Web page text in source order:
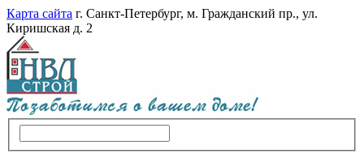
Карта сайта г. Санкт-Петербург, м. Гражданский пр., ул.
Киришская д. 2